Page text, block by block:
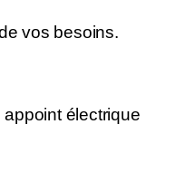
vos besoins.
électrique